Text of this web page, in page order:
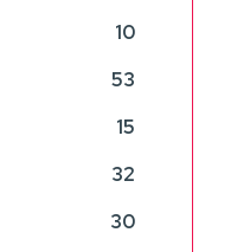
10
53
15
32
30